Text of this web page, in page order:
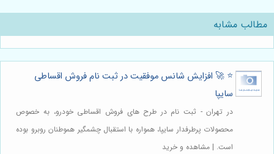
مطالب مشابه
⭐️ 🚀 افزایش شانس موفقیت در ثبت نام فروش اقساطی
سایپا
در تهران - ثبت نام در طرح های فروش اقساطی خودرو، به خصوص
محصولات پرطرفدار سایپا، همواره با استقبال چشمگیر هموطنان روبرو بوده
است. | مشاهده و خرید